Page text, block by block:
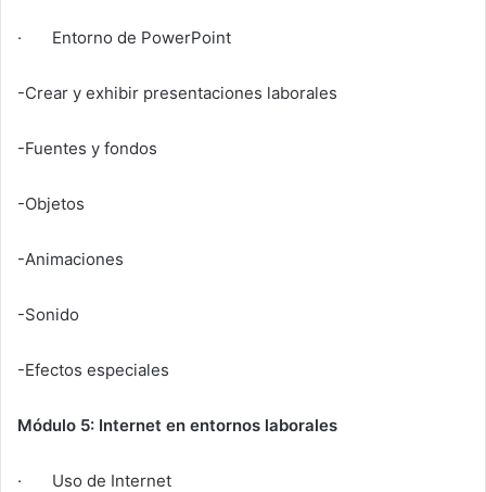
· Entorno de PowerPoint
-Crear y exhibir presentaciones laborales
-Fuentes y fondos
-Objetos
-Animaciones
-Sonido
-Efectos especiales
Módulo 5: Internet en entornos laborales
· Uso de Internet